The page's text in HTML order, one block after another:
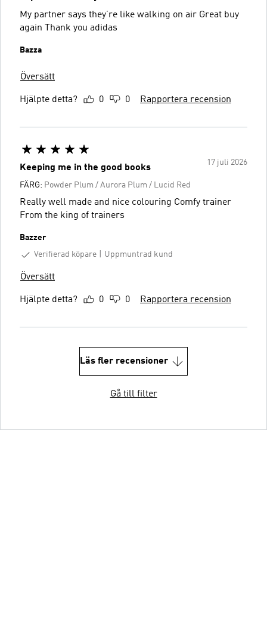
My partner says they’re like walking on air Great buy
again Thank you adidas
Bazza
Översätt
Hjälpte detta? 0 0 Rapportera recension
17 juli 2026
Keeping me in the good books
FÄRG: Powder Plum / Aurora Plum / Lucid Red
Really well made and nice colouring Comfy trainer
From the king of trainers
Bazzer
Verifierad köpare
Uppmuntrad kund
Översätt
Hjälpte detta? 0 0 Rapportera recension
Läs fler recensioner
Gå till filter